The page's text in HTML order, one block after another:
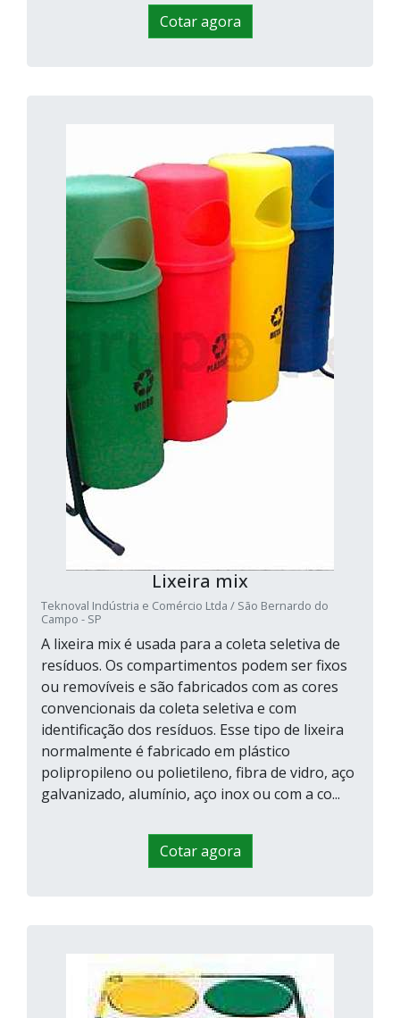
Cotar agora
Lixeira mix
Teknoval Indústria e Comércio Ltda / São Bernardo do
Campo - SP
A lixeira mix é usada para a coleta seletiva de
resíduos. Os compartimentos podem ser fixos
ou removíveis e são fabricados com as cores
convencionais da coleta seletiva e com
identificação dos resíduos. Esse tipo de lixeira
normalmente é fabricado em plástico
polipropileno ou polietileno, fibra de vidro, aço
galvanizado, alumínio, aço inox ou com a co...
Cotar agora